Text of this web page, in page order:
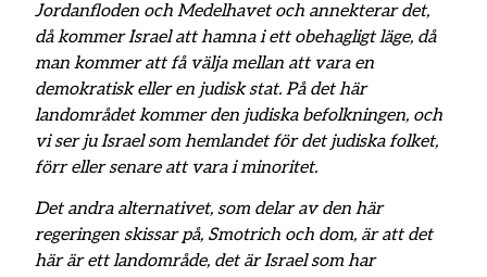
Jordanfloden och Medelhavet och annekterar det,
då kommer Israel att hamna i ett obehagligt läge, då
man kommer att få välja mellan att vara en
demokratisk eller en judisk stat. På det här
landområdet kommer den judiska befolkningen, och
vi ser ju Israel som hemlandet för det judiska folket,
förr eller senare att vara i minoritet.
Det andra alternativet, som delar av den här
regeringen skissar på, Smotrich och dom, är att det
här är ett landområde, det är Israel som har